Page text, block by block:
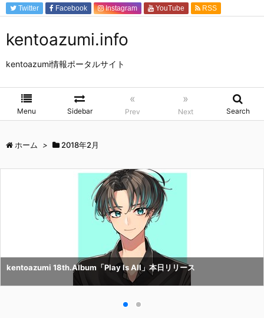
kentoazumi.info
kentoazumi情報ポータルサイト
Menu Sidebar
«
Prev
»
Next Search
Twitter Facebook Instagram YouTube
RSS
ホーム > 2018年2月
kentoazumi 18th.Album「Play Is All」本日リリース